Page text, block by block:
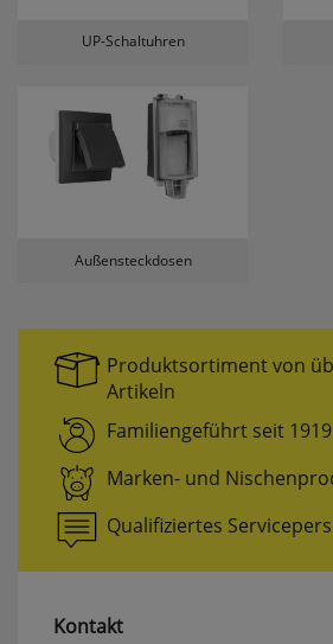
UP-Schaltuhren
Außensteckdosen
Produktsortiment von
Artikeln
Familiengeführt seit 1919
Marken- und
Qualifiziertes
Kontakt